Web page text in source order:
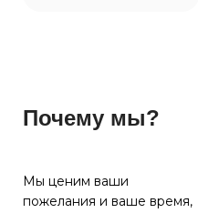
Почему мы?
Мы ценим ваши
пожелания и ваше время,